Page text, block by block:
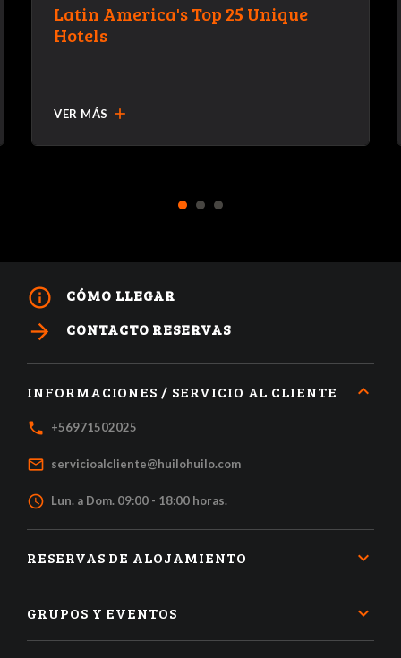
Latin America's Top 25 Unique
Hotels
VER MÁS add
1 2 3
info_outline CÓMO LLEGAR
arrow_forward CONTACTO RESERVAS
INFORMACIONES / SERVICIO AL CLIENTE
local_phone +56971502025
mail_outline servicioalcliente@huilohuilo.com
access_time Lun. a Dom. 09:00 - 18:00 horas.
RESERVAS DE ALOJAMIENTO
GRUPOS Y EVENTOS